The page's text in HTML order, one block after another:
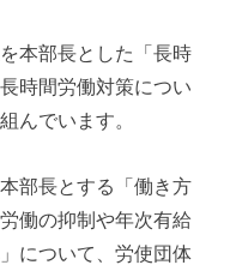
本部長とした「長時
時間労働対策につい
んでいます。
部長とする「働き方
働の抑制や年次有給
について、労使団体